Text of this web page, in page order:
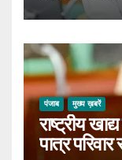
पंजाब मुख्य ख़बरें
राष्ट्रीय
पात्र